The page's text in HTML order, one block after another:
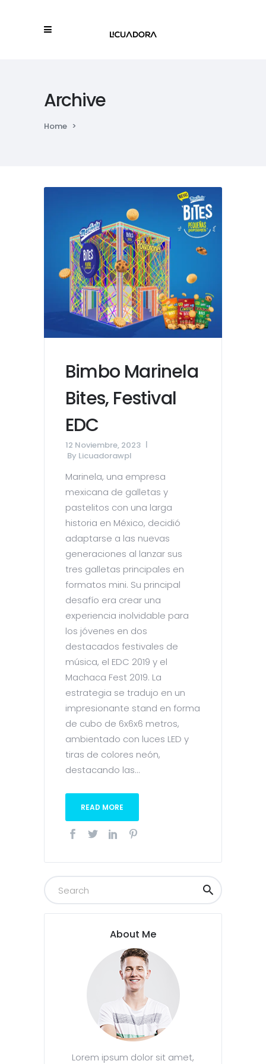
Archive
Home >
Bimbo Marinela
Bites, Festival
EDC
12 Noviembre, 2023
By Licuadorawpl
Marinela, una empresa
mexicana de galletas y
pastelitos con una larga
historia en México, decidió
adaptarse a las nuevas
generaciones al lanzar sus
tres galletas principales en
formatos mini. Su principal
desafío era crear una
experiencia inolvidable para
los jóvenes en dos
destacados festivales de
música, el EDC 2019 y el
Machaca Fest 2019. La
estrategia se tradujo en un
impresionante stand en forma
de cubo de 6x6x6 metros,
ambientado con luces LED y
tiras de colores neón,
destacando las...
READ MORE
About Me
Lorem ipsum dolor sit amet,